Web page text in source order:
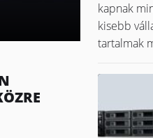
kapnak
kisebb
tartalmak